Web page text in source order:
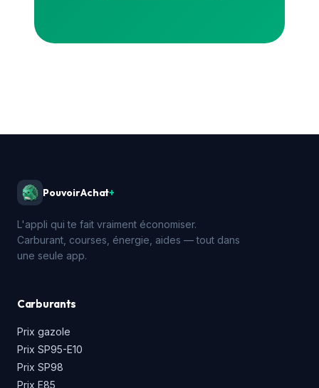
PouvoirAchat+
L'appli qui te fait vraiment économiser.
Carburant, courses, énergie, aides — tout dans
une seule app.
Carburants
Prix gazole
Prix SP95-E10
Prix SP98
Prix E85